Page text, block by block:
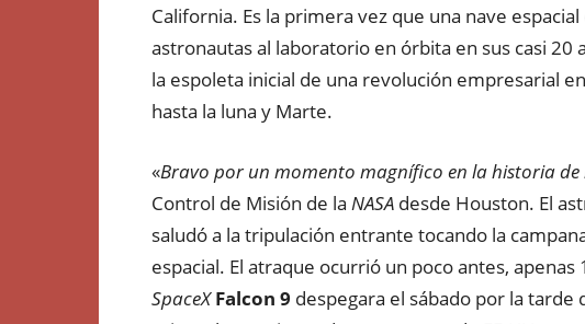
California. Es la primera vez que una nave
astronautas al laboratorio en órbita en sus casi 20
la espoleta inicial de una revolución empresarial
hasta la luna y Marte.
«Bravo por un momento magnífico en la historia de
Control de Misión de la NASA desde Houston. El
saludó a la tripulación entrante tocando la
espacial. El atraque ocurrió un poco antes,
SpaceX Falcon 9 despegara el sábado por la tarde